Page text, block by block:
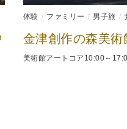
体験 ファミリー 男子旅
金津創作の森美術
美術館アートコア10:00～